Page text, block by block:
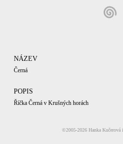
NÁZEV
Černá
POPIS
Říčka Černá v Krušných horách
©2005-2026 Hanka Kučerová